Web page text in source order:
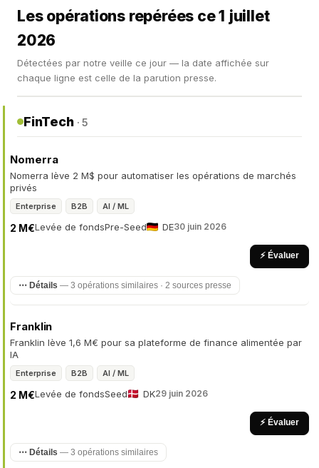
Les opérations repérées ce 1 juillet
2026
Détectées par notre veille ce jour — la date affichée sur
chaque ligne est celle de la parution presse.
FinTech · 5
Nomerra
Nomerra lève 2 M$ pour automatiser les opérations de marchés
privés
Enterprise B2B AI / ML
Levée de fonds
2 M€ Pre-Seed DE30 juin 2026
⚡ Évaluer
⋯ Détails — 3 opérations similaires · 2 sources presse
Franklin
Franklin lève 1,6 M€ pour sa plateforme de finance alimentée par
IA
Enterprise B2B AI / ML
Levée de fonds
2 M€ Seed DK29 juin 2026
⚡ Évaluer
⋯ Détails — 3 opérations similaires